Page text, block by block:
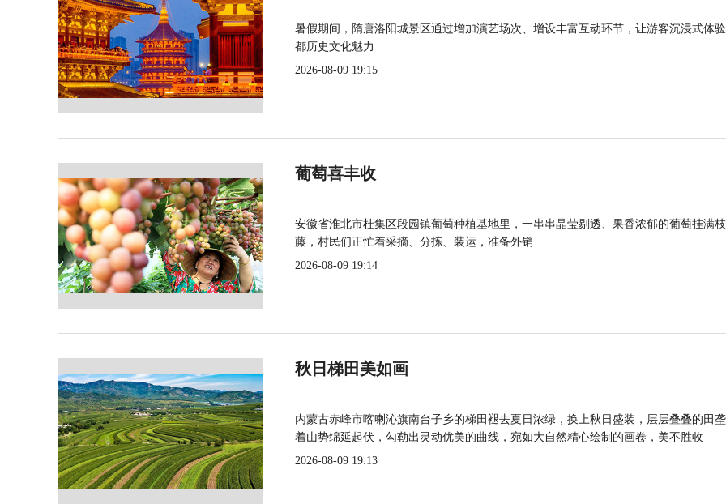
暑假期间，隋唐洛阳城景区通过增加演艺场次、增设丰富互动环节，让游客沉浸式体
都历史文化魅力
2026-08-09 19:15
葡萄喜丰收
安徽省淮北市杜集区段园镇葡萄种植基地里，一串串晶莹剔透、果香浓郁的葡萄挂满枝
藤，村民们正忙着采摘、分拣、装运，准备外销
2026-08-09 19:14
秋日梯田美如画
内蒙古赤峰市喀喇沁旗南台子乡的梯田褪去夏日浓绿，换上秋日盛装，层层叠叠的田
着山势绵延起伏，勾勒出灵动优美的曲线，宛如大自然精心绘制的画卷，美不胜收
2026-08-09 19:13